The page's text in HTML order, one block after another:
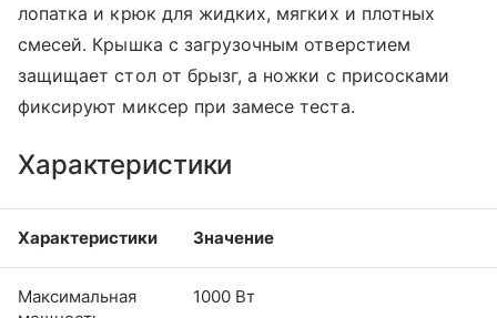
лопатка и крюк для жидких, мягких и плотных
смесей. Крышка с загрузочным отверстием
защищает стол от брызг, а ножки с присосками
фиксируют миксер при замесе теста.
Характеристики
Характеристики Значение
Максимальная
1000 Вт